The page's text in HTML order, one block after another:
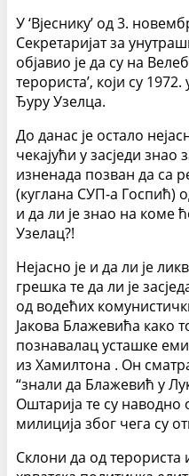
У ‘Вјеснику’ од 3.
Секретаријат за
објавио је да су на
терориста’, који су
Ђуру Узелца.
До данас је остало
чекајући у засједи
изненада позван да са
(куглана СУП-а Госпић)
и да ли је знао на коме
Узелац?!
Нејасно је и да ли је
грешка те да ли је
од водећих
Јакова Блажевића како
познавалац усташке
из Хамилтона . Он
“знали да Блажевић у
Оштарија те су наводно
милиција због чега су
Склони да од